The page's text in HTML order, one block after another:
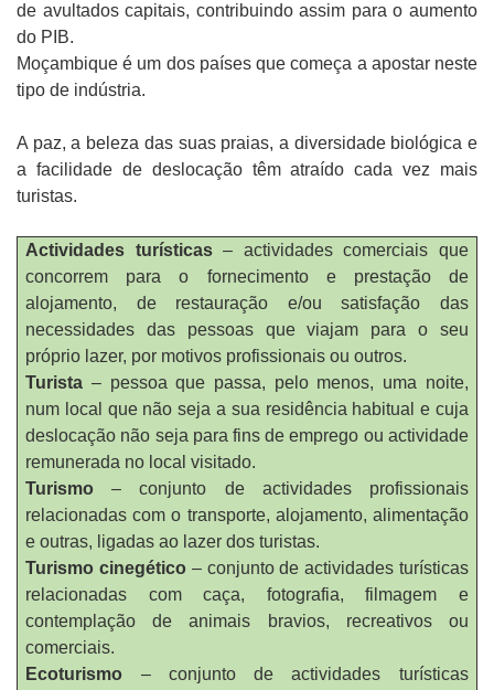
de avultados capitais, contribuindo assim para o aumento
do PIB.
Moçambique é um dos países que começa a apostar neste
tipo de indústria.
A paz, a beleza das suas praias, a diversidade biológica e
a facilidade de deslocação têm atraído cada vez mais
turistas.
Actividades turísticas– actividades comerciais que
concorrem para o fornecimento e prestação de
alojamento, de restauração e/ou satisfação das
necessidades das pessoas que viajam para o seu
próprio lazer, por motivos profissionais ou outros.
Turista – pessoa que passa, pelo menos, uma noite,
num local que não seja a sua residência habitual e cuja
deslocação não seja para fins de emprego ou actividade
remunerada no local visitado.
Turismo – conjunto de actividades profissionais
relacionadas com o transporte, alojamento, alimentação
e outras, ligadas ao lazer dos turistas.
Turismo cinegético– conjunto de actividades turísticas
relacionadas com caça, fotografia, filmagem e
contemplação de animais bravios, recreativos ou
comerciais.
Ecoturismo – conjunto de actividades turísticas